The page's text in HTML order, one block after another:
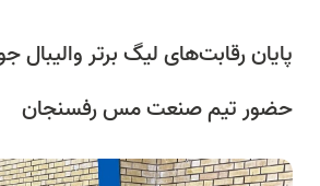
پایان رقابت‌های لیگ برتر والیبال
حضور تیم صنعت مس رفسنجان